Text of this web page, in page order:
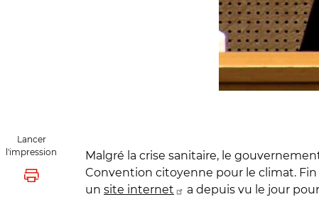
Lancer
l'impression
Lancer l'impression
Malgré la crise sanitaire, le
Convention citoyenne pour le climat.
un site internet a depuis vu le jour